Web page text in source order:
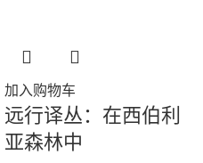
加入购物车
远行译丛：在西伯利
亚森林中